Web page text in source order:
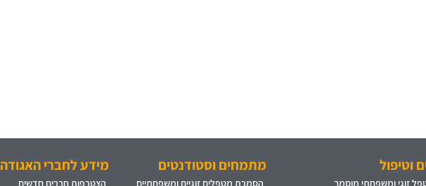
וטיפול
זוגי ומשפחתי מוסמך
מתמחים וסטודנטים
הסמכת מטפלים זוגיים ומשפחתיים
מידע לחברי האגודה
הצטרפות חברים חדשים